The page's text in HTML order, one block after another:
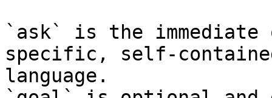
`ask` is the
specific, self-
language.